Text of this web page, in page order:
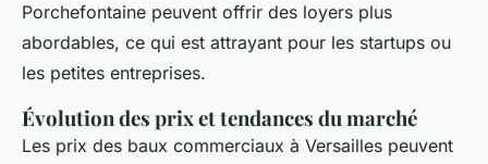
Porchefontaine peuvent offrir des loyers plus
abordables, ce qui est attrayant pour les startups ou
les petites entreprises.
Évolution des prix et tendances du marché
Les prix des baux commerciaux à Versailles peuvent